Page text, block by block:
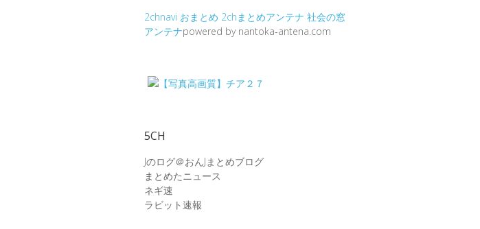
2chnavi おまとめ 2chまとめアンテナ 社会の窓
アンテナpowered by nantoka-antena.com
5CH
Jのログ＠おんJまとめブログ
まとめたニュース
ネギ速
ラビット速報